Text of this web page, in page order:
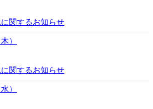
関するお知らせ
）
関するお知らせ
）